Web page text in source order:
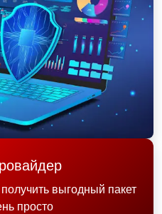
выгодный пакет
просто